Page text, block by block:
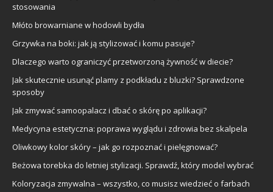
stosowania
Młóto browarniane w hodowli bydła
Grzywka na boki: jak ją stylizować i komu pasuje?
Dlaczego warto ograniczyć przetworzoną żywność w diecie?
Jak skutecznie usunąć plamy z podkładu z bluzki? Sprawdzone
sposoby
Jak zmywać samoopalacz i dbać o skórę po aplikacji?
Medycyna estetyczna: poprawa wyglądu i zdrowia bez skalpela
Oliwkowy kolor skóry – jak go rozpoznać i pielęgnować?
Beżowa torebka do letniej stylizacji. Sprawdź, który model wybrać
Koloryzacja zmywalna – wszystko, co musisz wiedzieć o farbach